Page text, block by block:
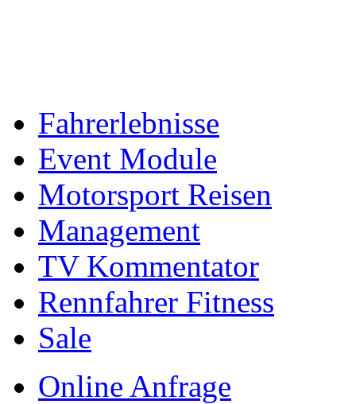
Fahrerlebnisse
Event Module
Motorsport Reisen
Management
TV Kommentator
Rennfahrer Fitness
Sale
Online Anfrage